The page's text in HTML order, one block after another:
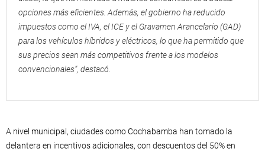
opciones más eficientes. Además, el gobierno ha reducido
impuestos como el IVA, el ICE y el Gravamen Arancelario (GAD)
para los vehículos híbridos y eléctricos, lo que ha permitido que
sus precios sean más competitivos frente a los modelos
convencionales”, destacó.
A nivel municipal, ciudades como Cochabamba han tomado la
delantera en incentivos adicionales, con descuentos del 50% en